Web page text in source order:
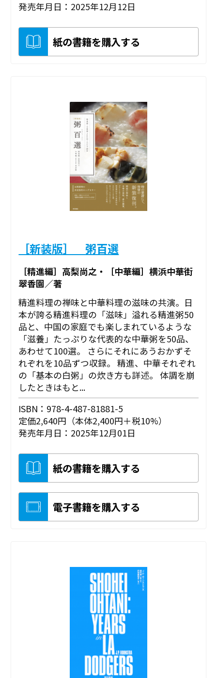
発売年月日：2025年12月12日
紙の書籍を購入する
［新装版］ 粥百選
［精進編］高梨尚之・［中華編］横浜中華街
翠香園／著
精進料理の禅味と中華料理の滋味の共演。日
本が誇る精進料理の「滋味」溢れる精進粥50
品と、中国の家庭でも楽しまれているような
「滋養」たっぷりな代表的な中華粥を50品、
あわせて100選。 さらにそれにあうおかずそ
れぞれを10品ずつ収録。 精進、中華それぞれ
の「基本の白粥」の炊き方も詳述。 体調を崩
したときはもと...
ISBN：978-4-487-81881-5
定価2,640円（本体2,400円＋税10%）
発売年月日：2025年12月01日
紙の書籍を購入する
電子書籍を購入する